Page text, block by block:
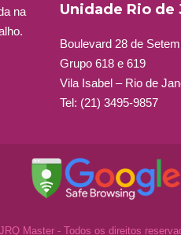
na
Unidade Rio de
Boulevard 28 de
Grupo 618 e 619
Vila Isabel – Rio de
Tel: (21) 3495-9857
Master - Todos os direitos